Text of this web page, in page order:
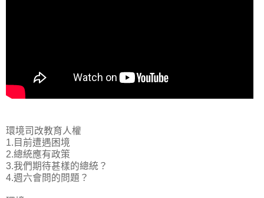
環境司改教育人權
1.目前遭遇困境
2.總統應有政策
3.我們期待甚樣的總統？
4.週六會問的問題？